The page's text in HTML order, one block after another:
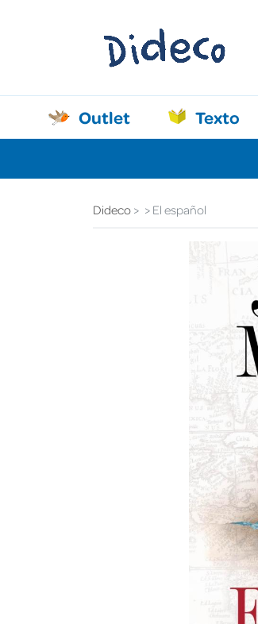
Outlet Texto
Dideco El español